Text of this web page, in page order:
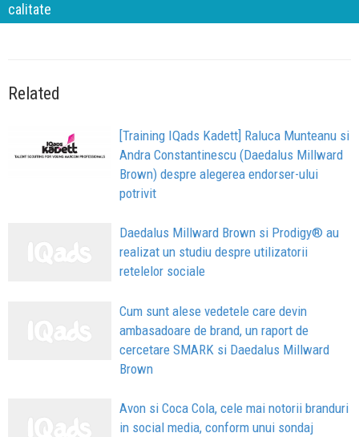
calitate
Related
[Training IQads Kadett] Raluca Munteanu si
Andra Constantinescu (Daedalus Millward
Brown) despre alegerea endorser-ului
potrivit
Daedalus Millward Brown si Prodigy® au
realizat un studiu despre utilizatorii
retelelor sociale
Cum sunt alese vedetele care devin
ambasadoare de brand, un raport de
cercetare SMARK si Daedalus Millward
Brown
Avon si Coca Cola, cele mai notorii branduri
in social media, conform unui sondaj